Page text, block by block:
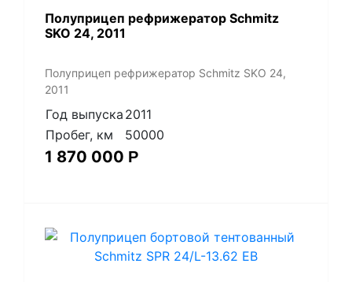
Полуприцеп рефрижератор Schmitz
SKO 24, 2011
Полуприцеп рефрижератор Schmitz SKO 24,
2011
Год выпуска 2011
Пробег, км
50000
1 870 000 Р